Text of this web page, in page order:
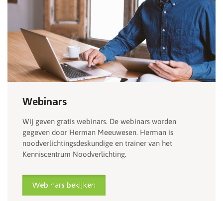
Webinars
Wij geven gratis webinars. De webinars worden
gegeven door Herman Meeuwesen. Herman is
noodverlichtingsdeskundige en trainer van het
Kenniscentrum Noodverlichting.
Webinars bekijken